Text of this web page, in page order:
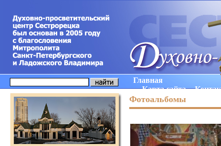
Главная
Карта сайта
Фотоальбомы